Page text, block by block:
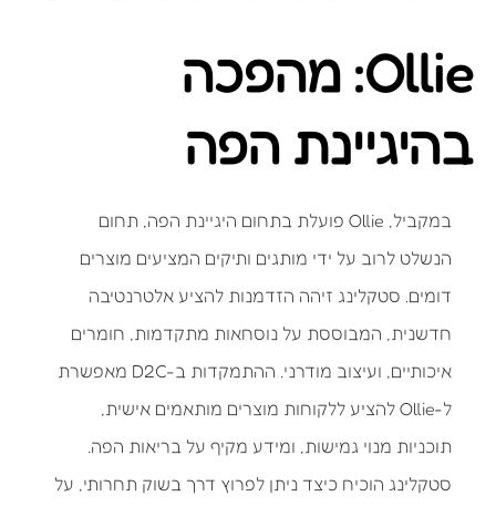
Ollie: מהפכה
בהיגיינת הפה
במקביל, Ollie פועלת בתחום היגיינת הפה, תחום
הנשלט לרוב על ידי מותגים ותיקים המציעים מוצרים
דומים. סטקלינג זיהה הזדמנות להציע אלטרנטיבה
חדשנית, המבוססת על נוסחאות מתקדמות, חומרים
איכותיים, ועיצוב מודרני. ההתמקדות ב-D2C מאפשרת
ל-Ollie להציע ללקוחות מוצרים מותאמים אישית,
תוכניות מנוי גמישות, ומידע מקיף על בריאות הפה.
סטקלינג הוכיח כיצד ניתן לפרוץ דרך בשוק תחרותי, על